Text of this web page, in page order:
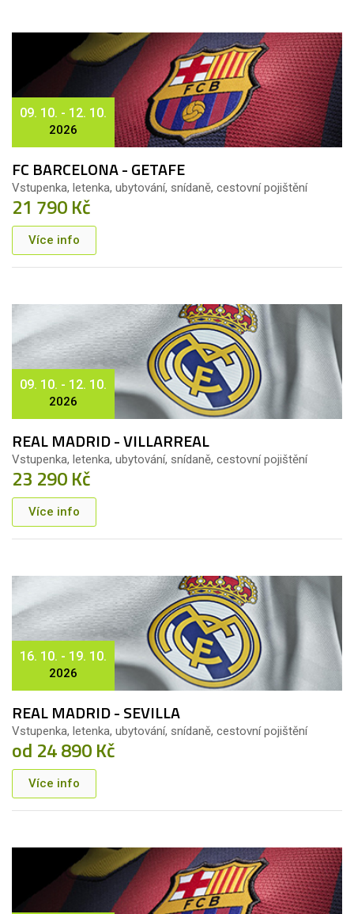
09. 10. - 12. 10.
2026
FC BARCELONA - GETAFE
Vstupenka, letenka, ubytování, snídaně, cestovní pojištění
21 790 Kč
Více info
09. 10. - 12. 10.
2026
REAL MADRID - VILLARREAL
Vstupenka, letenka, ubytování, snídaně, cestovní pojištění
23 290 Kč
Více info
16. 10. - 19. 10.
2026
REAL MADRID - SEVILLA
Vstupenka, letenka, ubytování, snídaně, cestovní pojištění
od 24 890 Kč
Více info